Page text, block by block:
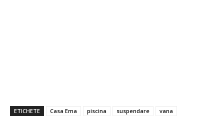
ETICHETE Casa Ema piscina suspendare vana